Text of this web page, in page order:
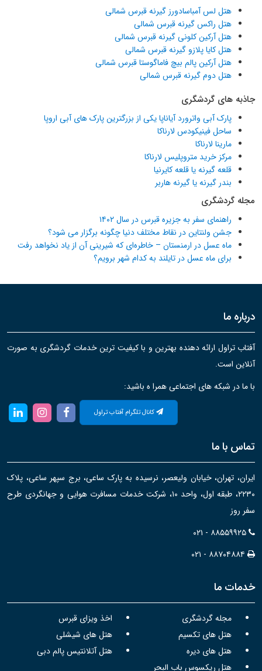
هتل لس آمباسادورز گیرنه قبرس شمالی
هتل راکس گیرنه قبرس شمالی
هتل آرکین کلونی گیرنه قبرس شمالی
هتل کایا پلازو گیرنه قبرس شمالی
هتل آرکین پالم بیچ فاماگوستا قبرس شمالی
هتل دوم گیرنه قبرس شمالی
جاذبه های گردشگری
پارک آبی واترورد آیاناپا یکی از بزرگترین پارک های آبی اروپا
ساحل فینیکودس لارناکا
مارینا لارناکا
مرکز خرید متروپلیس لارناکا
قلعه گیرنه یا قلعه کایرنیا
بندر گیرنه یا گیرنه هاربر
مجله گردشگری
راهنمای سفر به جزیره قبرس در سال ۱۴۰۲
جشن ولنتاین در نقاط مختلف دنیا چگونه برگزار می شود؟
ماه عسل در ارمنستان – خاطره‌ای که شیرینی آن از یاد نخواهد رفت
برای ماه عسل در تایلند به کدام شهر برویم؟
درباره ما
آفتاب تراول ارائه دهنده بهترین و با کیفیت ترین خدمات گردشگری به صورت
آنلاین است.
با ما در شبکه های اجتماعی همرا ه باشید:
کانال تلگرام آفتاب تراول
تماس با ما
ایران، تهران، خیابان ولیعصر، نرسیده به پارک ساعی، برج سپهر ساعی، پلاک
۲۲۳۰، طبقه اول، واحد ۱۰، شرکت خدمات مسافرت هوایی و جهانگردی طرح
سفر روز
۰۲۱ - ۸۸۵۵۹۹۲۵
۰۲۱ - ۸۸۷۰۴۸۸۴
خدمات ما
مجله گردشگری
اخذ ویزای قبرس
هتل های تکسیم
هتل های شیشلی
هتل های دیره
هتل آتلانتیس پالم دبی
هتل ریکسوس باب البحر